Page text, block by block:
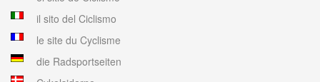
il sito del Ciclismo
le site du Cyclisme
die Radsportseiten